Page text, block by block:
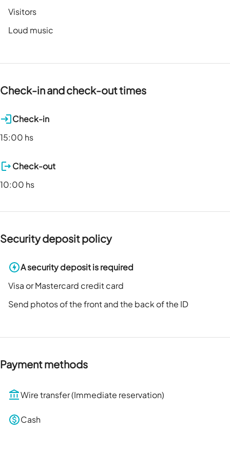
Visitors
Loud music
Check-in and check-out times
Check-in
15:00 hs
Check-out
10:00 hs
Security deposit policy
A security deposit is required
Visa or Mastercard credit card
Send photos of the front and the back of the ID
Payment methods
Wire transfer (Immediate reservation)
Cash